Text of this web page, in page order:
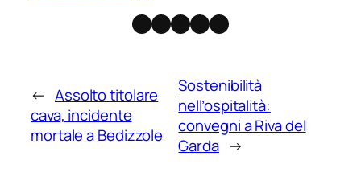
Facebook
Instagram
X Threads
Telegram
← Assolto titolare
cava, incidente
mortale a Bedizzole
Sostenibilità
nell’ospitalità:
convegni a Riva del
Garda →